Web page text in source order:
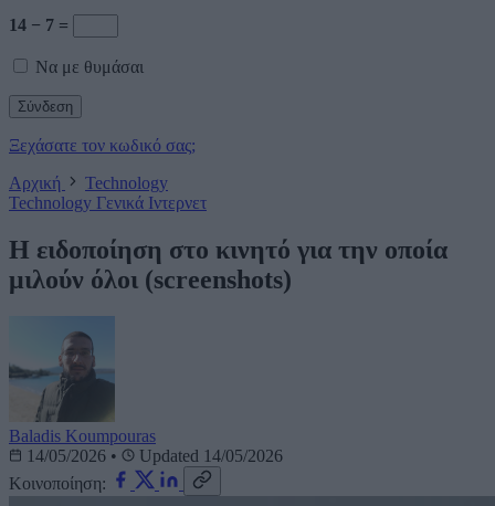
14 − 7 =
Να με θυμάσαι
Ξεχάσατε τον κωδικό σας;
Αρχική
Technology
Technology Γενικά Ιντερνετ
Η ειδοποίηση στο κινητό για την οποία
μιλούν όλοι (screenshots)
Baladis Koumpouras
14/05/2026 •
Updated 14/05/2026
Κοινοποίηση: